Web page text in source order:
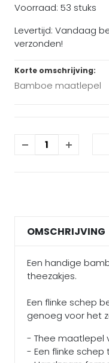
Voorraad: 53 stuks
Levertijd: Vandaag
verzonden!
Korte omschrijving:
Bamboe maatlepel
OMSCHRIJVING
Een handige
theezakjes.
Een flinke schep
genoeg voor het
- Thee maatlepel
- Een flinke